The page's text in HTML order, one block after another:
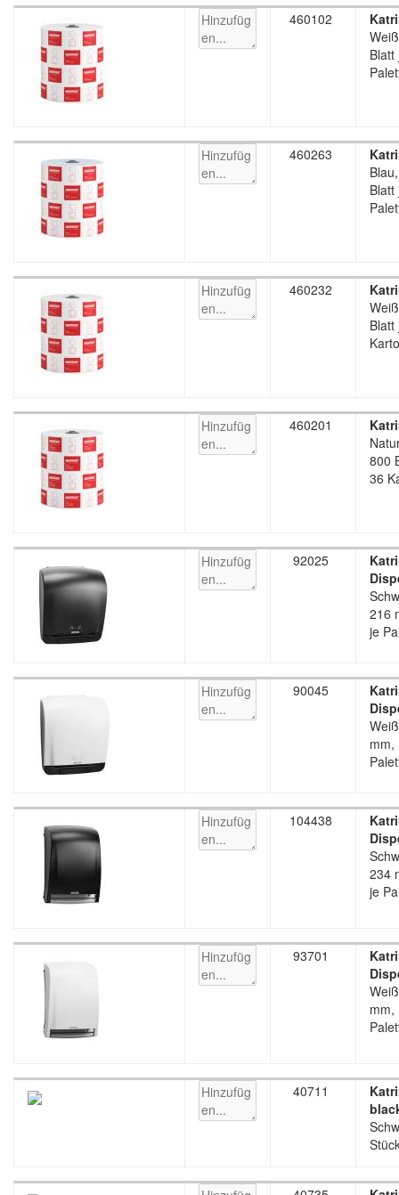
460102
Blatt
460263
Blatt
460232
460201
800
36
92025
216
je
90045
mm,
104438
234
je
93701
mm,
40711